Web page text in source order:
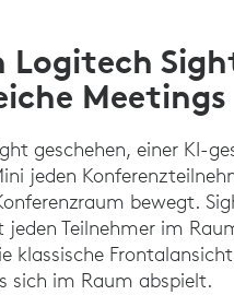
Logitech
Meetings
geschehen, einer KI-
jeden
bewegt.
jeden Teilnehmer im
klassische
sich im Raum abspielt.